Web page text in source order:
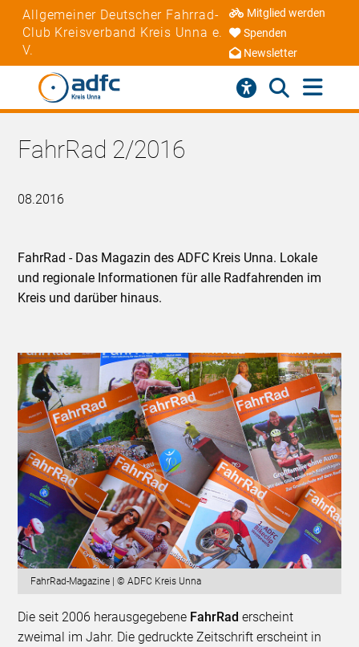
Allgemeiner Deutscher Fahrrad-
Club Kreisverband Kreis Unna e.
V.
Mitglied werden
Spenden
Newsletter
FahrRad 2/2016
08.2016
FahrRad - Das Magazin des ADFC Kreis Unna. Lokale
und regionale Informationen für alle Radfahrenden im
Kreis und darüber hinaus.
FahrRad-Magazine | © ADFC Kreis Unna
Die seit 2006 herausgegebene FahrRad erscheint
zweimal im Jahr. Die gedruckte Zeitschrift erscheint in